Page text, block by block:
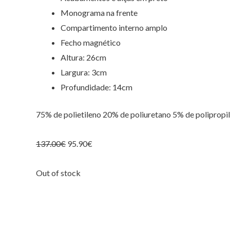
Monograma na frente
Compartimento interno amplo
Fecho magnético
Altura: 26cm
Largura: 3cm
Profundidade: 14cm
75% de polietileno 20% de poliuretano 5% de
137.00€ 95.90€
Out of stock